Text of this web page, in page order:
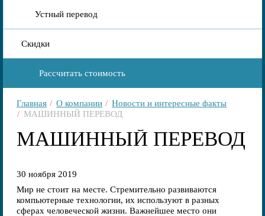
Устный перевод
Скидки
Рассчитать стоимость
Главная О компании
Новости и интересные факты
МАШИННЫЙ ПЕРЕВОД
МАШИННЫЙ ПЕРЕВОД
30 ноября 2019
Мир не стоит на месте. Стремительно развиваются
компьютерные технологии, их используют в разных
сферах человеческой жизни. Важнейшее место они